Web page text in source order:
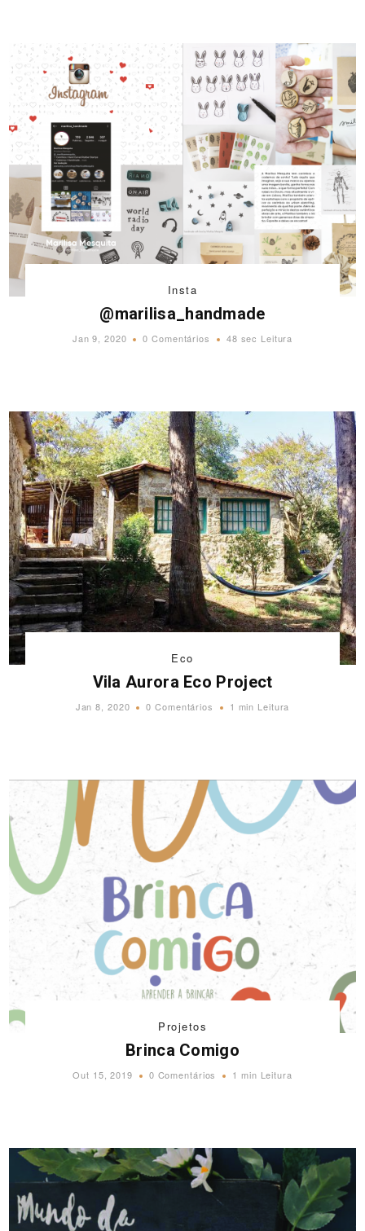
Insta
@marilisa_handmade
Jan 9, 2020 0 Comentários 48 sec Leitura
Eco
Vila Aurora Eco Project
Jan 8, 2020 0 Comentários 1 min Leitura
Projetos
Brinca Comigo
Out 15, 2019 0 Comentários 1 min Leitura